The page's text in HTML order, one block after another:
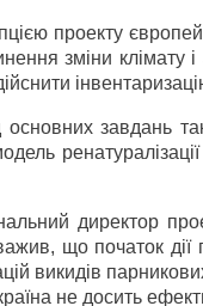
проекту
зміни клімату
завдань
директор
що початок
викидів
не досить